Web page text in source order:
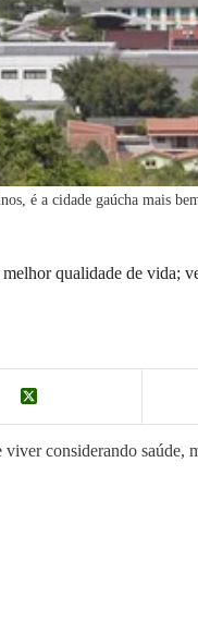
é a cidade gaúcha mais
qualidade de vida;
considerando saúde,